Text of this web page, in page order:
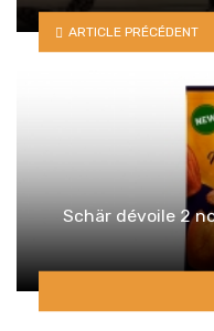
ARTICLE PRÉCÉDENT
Schär dévoile 2